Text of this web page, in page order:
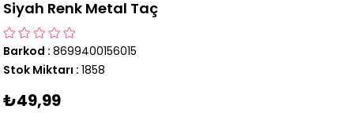
Siyah Renk Metal Taç
Barkod : 8699400156015
Stok Miktarı : 1858
₺49,99